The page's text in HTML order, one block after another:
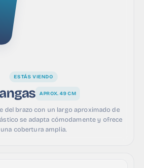
ESTÁS VIENDO
APROX. 49 CM
del brazo con un largo aproximado de
se adapta cómodamente y ofrece
una cobertura amplia.